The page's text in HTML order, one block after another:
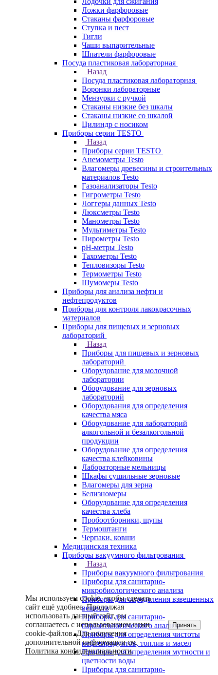
Ложки фарфоровые
Стаканы фарфоровые
Ступка и пест
Тигли
Чаши выпарительные
Шпатели фарфоровые
Посуда пластиковая лабораторная
Назад
Посуда пластиковая лабораторная
Воронки лабораторные
Мензурки с ручкой
Стаканы низкие без шкалы
Стаканы низкие со шкалой
Цилиндр с носиком
Приборы серии TESTO
Назад
Приборы серии TESTO
Анемометры Testo
Влагомеры древесины и строительных
материалов Testo
Газоанализаторы Testo
Гигрометры Testo
Логгеры данных Testo
Люксметры Testo
Манометры Testo
Мультиметры Testo
Пирометры Testo
pH-метры Testo
Тахометры Testo
Тепловизоры Testo
Термометры Testo
Шумомеры Testo
Приборы для анализа нефти и
нефтепродуктов
Приборы для контроля лакокрасочных
материалов
Приборы для пищевых и зерновых
лабораторий
Назад
Приборы для пищевых и зерновых
лабораторий
Оборудование для молочной
лаборатории
Оборудование для зерновых
лабораторий
Оборудования для определения
качества мяса
Оборудование для лабораторий
алкогольной и безалкогольной
продукции
Оборудование для определения
качества клейковины
Лабораторные мельницы
Шкафы сушильные зерновые
Влагомеры для зерна
Белизномеры
Оборудование для определения
качества хлеба
Пробоотборники, щупы
Термоштанги
Черпаки, ковши
Медицинская техника
Приборы вакуумного фильтрования
Назад
Приборы вакуумного фильтрования
Приборы для санитарно-
микробиологического анализа
Приборы для определения взвешенных
веществ
Приборы для санитарно-
паразитологического анализа
Приборы для определения чистоты
нефтепродуктов, топлив и масел
Приборы для определения мутности и
цветности воды
Приборы для санитарно-
Мы используем cookie, чтобы сделать
сайт ещё удобнее. Продолжая
использовать данный сайт, вы
соглашаетесь с использованием нами
cookie-файлов. Для получения
дополнительной информации см.
Политика конфиденциальности.
Принять